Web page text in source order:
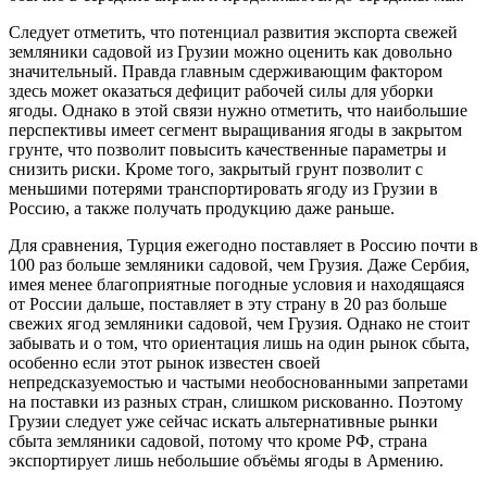
Следует отметить, что потенциал развития экспорта свежей
земляники садовой из Грузии можно оценить как довольно
значительный. Правда главным сдерживающим фактором
здесь может оказаться дефицит рабочей силы для уборки
ягоды. Однако в этой связи нужно отметить, что наибольшие
перспективы имеет сегмент выращивания ягоды в закрытом
грунте, что позволит повысить качественные параметры и
снизить риски. Кроме того, закрытый грунт позволит с
меньшими потерями транспортировать ягоду из Грузии в
Россию, а также получать продукцию даже раньше.
Для сравнения, Турция ежегодно поставляет в Россию почти в
100 раз больше земляники садовой, чем Грузия. Даже Сербия,
имея менее благоприятные погодные условия и находящаяся
от России дальше, поставляет в эту страну в 20 раз больше
свежих ягод земляники садовой, чем Грузия. Однако не стоит
забывать и о том, что ориентация лишь на один рынок сбыта,
особенно если этот рынок известен своей
непредсказуемостью и частыми необоснованными запретами
на поставки из разных стран, слишком рискованно. Поэтому
Грузии следует уже сейчас искать альтернативные рынки
сбыта земляники садовой, потому что кроме РФ, страна
экспортирует лишь небольшие объёмы ягоды в Армению.